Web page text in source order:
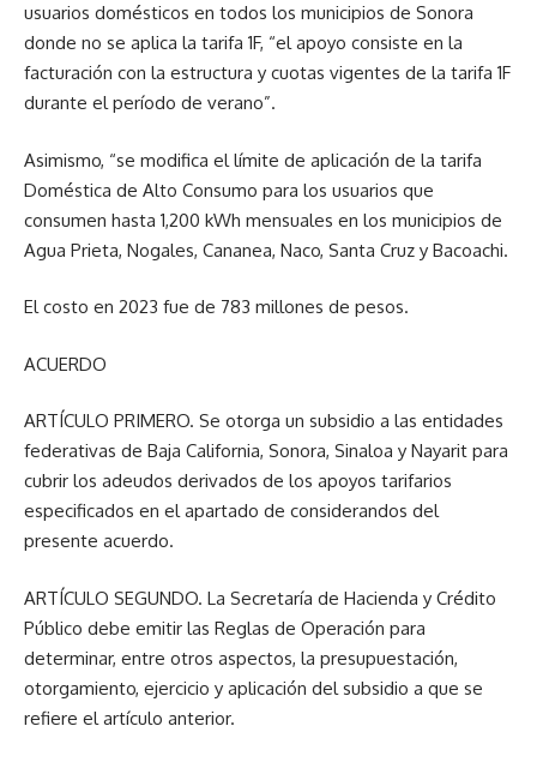
usuarios domésticos en todos los municipios de Sonora
donde no se aplica la tarifa 1F, “el apoyo consiste en la
facturación con la estructura y cuotas vigentes de la tarifa 1F
durante el período de verano”.
Asimismo, “se modifica el límite de aplicación de la tarifa
Doméstica de Alto Consumo para los usuarios que
consumen hasta 1,200 kWh mensuales en los municipios de
Agua Prieta, Nogales, Cananea, Naco, Santa Cruz y Bacoachi.
El costo en 2023 fue de 783 millones de pesos.
ACUERDO
ARTÍCULO PRIMERO. Se otorga un subsidio a las entidades
federativas de Baja California, Sonora, Sinaloa y Nayarit para
cubrir los adeudos derivados de los apoyos tarifarios
especificados en el apartado de considerandos del
presente acuerdo.
ARTÍCULO SEGUNDO. La Secretaría de Hacienda y Crédito
Público debe emitir las Reglas de Operación para
determinar, entre otros aspectos, la presupuestación,
otorgamiento, ejercicio y aplicación del subsidio a que se
refiere el artículo anterior.